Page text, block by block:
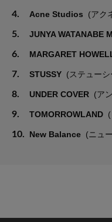
4. Acne Studios (アク
5. JUNYA WATANABE
6. MARGARET
7. STUSSY (ステューシ
8. UNDER COVER (ア
9. TOMORROWLAND
10. New Balance (ニュ